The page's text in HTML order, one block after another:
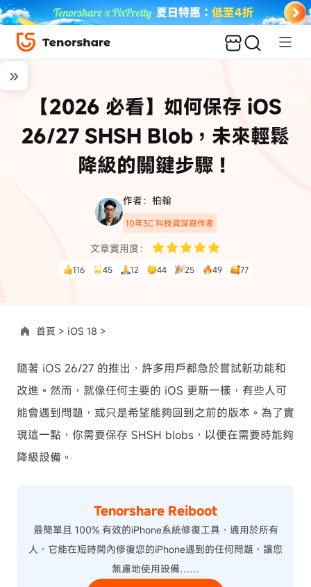
【2026 必看】如何保存 iOS
26/27 SHSH Blob，未來輕鬆
降級的關鍵步驟！
作者：柏翰
10年3C 科技資深寫作者
文章實用度：
116 45 12 44 25 49 77
首頁 > iOS 18 >
隨著 iOS 26/27 的推出，許多用戶都急於嘗試新功能和
改進。然而，就像任何主要的 iOS 更新一樣，有些人可
能會遇到問題，或只是希望能夠回到之前的版本。為了實
現這一點，你需要保存 SHSH blobs，以便在需要時能夠
降級設備。
Tenorshare Reiboot
最簡單且 100% 有效的iPhone系統修復工具，適用於所有
人，它能在短時間內修復您的iPhone遇到的任何問題，讓您
無慮地使用設備……